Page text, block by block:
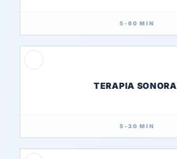
5-60 MIN
TERAPIA SONORA
5-30 MIN